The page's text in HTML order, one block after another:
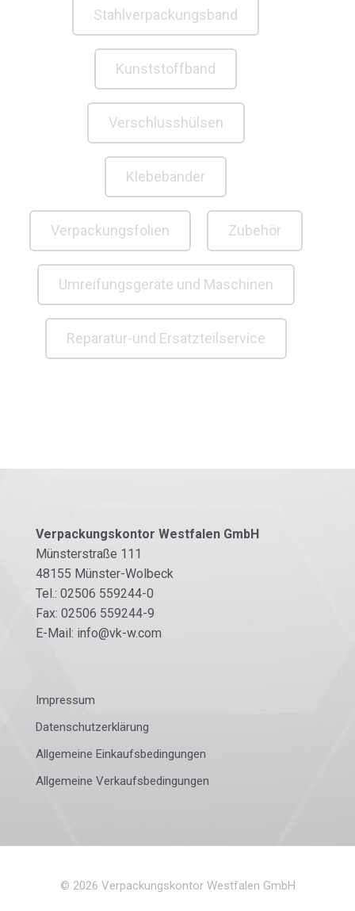
Stahlverpackungsband
Kunststoffband
Verschlusshülsen
Klebebänder
Verpackungsfolien Zubehör
Umreifungsgeräte und Maschinen
Reparatur-und Ersatzteilservice
Verpackungskontor Westfalen GmbH
Münsterstraße 111
48155 Münster-Wolbeck
Tel.: 02506 559244-0
Fax: 02506 559244-9
E-Mail: info@vk-w.com
Impressum
Datenschutzerklärung
Allgemeine Einkaufsbedingungen
Allgemeine Verkaufsbedingungen
© 2026 Verpackungskontor Westfalen GmbH